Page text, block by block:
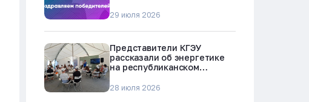
Республики Татарстан
29 июля 2026
Представители КГЭУ
рассказали об энергетике
на республиканском
«Профессии будущего»
28 июля 2026